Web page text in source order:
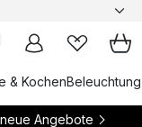
& KochenBeleuchtung
Angebote